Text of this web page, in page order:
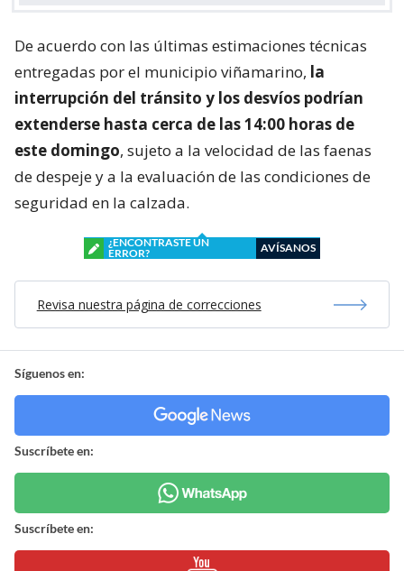
De acuerdo con las últimas estimaciones técnicas
entregadas por el municipio viñamarino, la
interrupción del tránsito y los desvíos podrían
extenderse hasta cerca de las 14:00 horas de
este domingo, sujeto a la velocidad de las faenas
de despeje y a la evaluación de las condiciones de
seguridad en la calzada.
¿ENCONTRASTE UN
ERROR?
AVÍSANOS
Revisa nuestra página de correcciones
Síguenos en:
Suscríbete en:
Suscríbete en: